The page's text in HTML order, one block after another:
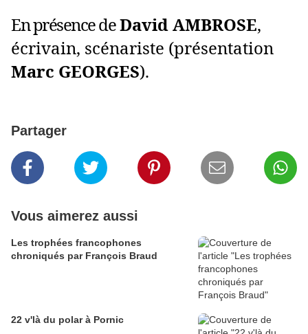
En présence deDavid AMBROSE,
écrivain, scénariste (présentation
Marc GEORGES).
Partager
Vous aimerez aussi
Les trophées francophones
chroniqués par François Braud
22 v'là du polar à Pornic